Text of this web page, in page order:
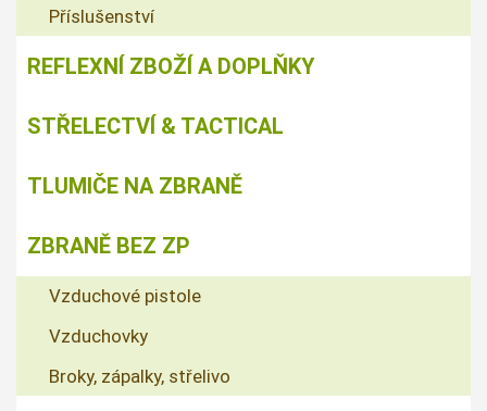
Příslušenství
REFLEXNÍ ZBOŽÍ A DOPLŇKY
STŘELECTVÍ & TACTICAL
TLUMIČE NA ZBRANĚ
ZBRANĚ BEZ ZP
Vzduchové pistole
Vzduchovky
Broky, zápalky, střelivo